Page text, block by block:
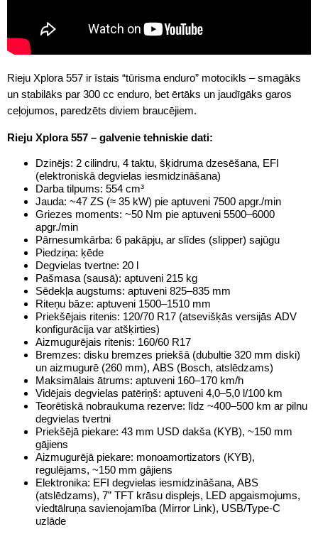
Rieju Xplora 557 ir īstais “tūrisma enduro” motocikls – smagāks
un stabilāks par 300 cc enduro, bet ērtāks un jaudīgāks garos
ceļojumos, paredzēts diviem braucējiem.
Rieju Xplora 557 – galvenie tehniskie dati:
Dzinējs: 2 cilindru, 4 taktu, šķidruma dzesēšana, EFI
(elektroniskā degvielas iesmidzināšana)
Darba tilpums: 554 cm³
Jauda: ~47 ZS (≈ 35 kW) pie aptuveni 7500 apgr./min
Griezes moments: ~50 Nm pie aptuveni 5500–6000
apgr./min
Pārnesumkārba: 6 pakāpju, ar slīdes (slipper) sajūgu
Piedziņa: ķēde
Degvielas tvertne: 20 l
Pašmasa (sausā): aptuveni 215 kg
Sēdekļa augstums: aptuveni 825–835 mm
Riteņu bāze: aptuveni 1500–1510 mm
Priekšējais ritenis: 120/70 R17 (atsevišķās versijās ADV
konfigurācija var atšķirties)
Aizmugurējais ritenis: 160/60 R17
Bremzes: disku bremzes priekšā (dubultie 320 mm diski)
un aizmugurē (260 mm), ABS (Bosch, atslēdzams)
Maksimālais ātrums: aptuveni 160–170 km/h
Vidējais degvielas patēriņš: aptuveni 4,0–5,0 l/100 km
Teorētiskā nobraukuma rezerve: līdz ~400–500 km ar pilnu
degvielas tvertni
Priekšējā piekare: 43 mm USD dakša (KYB), ~150 mm
gājiens
Aizmugurējā piekare: monoamortizators (KYB),
regulējams, ~150 mm gājiens
Elektronika: EFI degvielas iesmidzināšana, ABS
(atslēdzams), 7” TFT krāsu displejs, LED apgaismojums,
viedtālruņa savienojamība (Mirror Link), USB/Type-C
uzlāde